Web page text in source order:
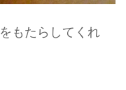
をもたらしてくれ